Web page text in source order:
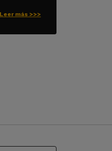
Leer más >>>